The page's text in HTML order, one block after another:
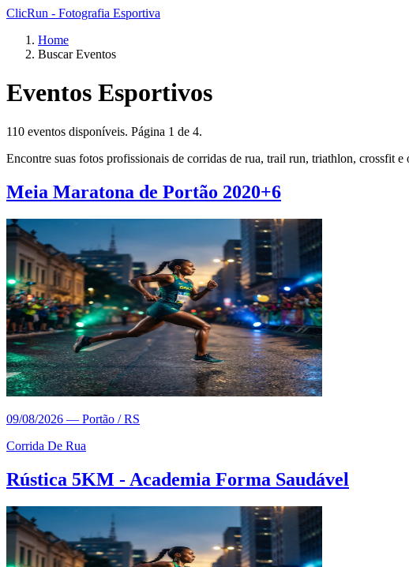
ClicRun - Fotografia Esportiva
Home
Buscar Eventos
Eventos Esportivos
110 eventos disponíveis. Página 1 de 4.
Encontre suas fotos profissionais de corridas de rua, trail run, triathlon, crossfit
Meia Maratona de Portão 2020+6
09/08/2026 — Portão / RS
Corrida De Rua
Rústica 5KM - Academia Forma Saudável